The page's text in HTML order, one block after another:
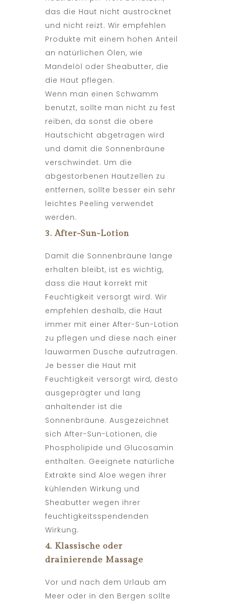
das die Haut nicht austrocknet
und nicht reizt. Wir empfehlen
Produkte mit einem hohen Anteil
an natürlichen Ölen, wie
Mandelöl oder Sheabutter, die
die Haut pflegen.
Wenn man einen Schwamm
benutzt, sollte man nicht zu fest
reiben, da sonst die obere
Hautschicht abgetragen wird
und damit die Sonnenbräune
verschwindet. Um die
abgestorbenen Hautzellen zu
entfernen, sollte besser ein sehr
leichtes Peeling verwendet
werden.
3. After-Sun-Lotion
Damit die Sonnenbräune lange
erhalten bleibt, ist es wichtig,
dass die Haut korrekt mit
Feuchtigkeit versorgt wird. Wir
empfehlen deshalb, die Haut
immer mit einer After-Sun-Lotion
zu pflegen und diese nach einer
lauwarmen Dusche aufzutragen.
Je besser die Haut mit
Feuchtigkeit versorgt wird, desto
ausgeprägter und lang
anhaltender ist die
Sonnenbräune. Ausgezeichnet
sich After-Sun-Lotionen, die
Phospholipide und Glucosamin
enthalten. Geeignete natürliche
Extrakte sind Aloe wegen ihrer
kühlenden Wirkung und
Sheabutter wegen ihrer
feuchtigkeitsspendenden
Wirkung.
4. Klassische oder
drainierende Massage
Vor und nach dem Urlaub am
Meer oder in den Bergen sollte